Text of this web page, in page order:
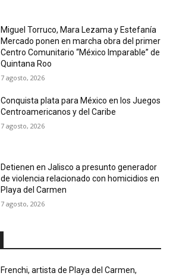
Miguel Torruco, Mara Lezama y Estefanía
Mercado ponen en marcha obra del primer
Centro Comunitario “México Imparable” de
Quintana Roo
7 agosto, 2026
Conquista plata para México en los Juegos
Centroamericanos y del Caribe
7 agosto, 2026
Detienen en Jalisco a presunto generador
de violencia relacionado con homicidios en
Playa del Carmen
7 agosto, 2026
Frenchi, artista de Playa del Carmen,